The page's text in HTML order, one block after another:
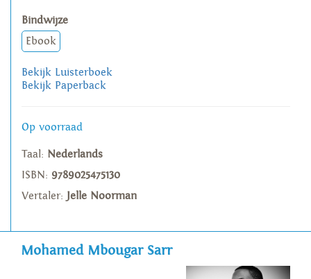
Bindwijze
Ebook
Bekijk Luisterboek
Bekijk Paperback
Op voorraad
Taal: Nederlands
ISBN: 9789025475130
Vertaler: Jelle Noorman
Mohamed Mbougar Sarr